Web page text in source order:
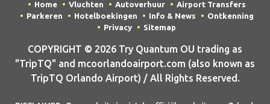
Home Vluchten Autoverhuur
Airport Transfers
Parkeren
Hotelboekingen Info & News
Ontkenning
Privacy
Sitemap
COPYRIGHT © 2026 Try Quantum OU trading as
"TripTQ" and mcoorlandoairport.com (also known as
TripTQ Orlando Airport) / All Rights Reserved.